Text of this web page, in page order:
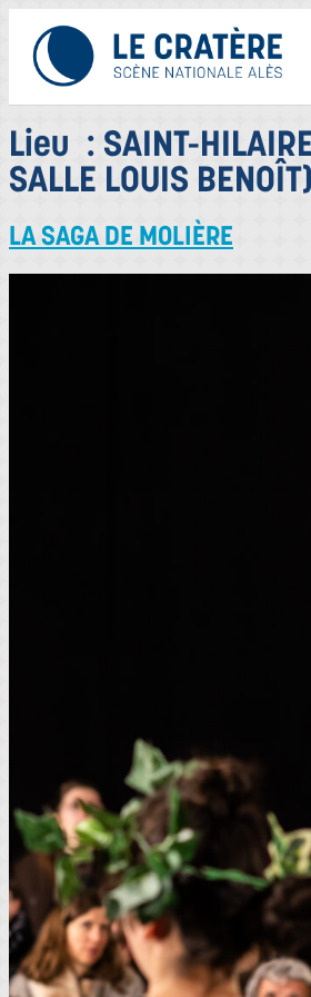
Lieu : SAINT-
SALLE LOUIS BENOÎT)
LA SAGA DE MOLIÈRE